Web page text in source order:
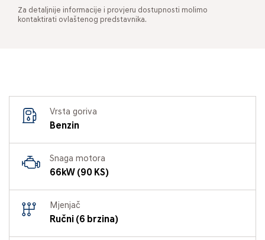
Za detaljnije informacije i provjeru dostupnosti molimo
kontaktirati ovlaštenog predstavnika.
Vrsta goriva
Benzin
Snaga motora
66kW (90 KS)
Mjenjač
Ručni (6 brzina)